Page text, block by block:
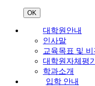
OK
대학원안내
인사말
교육목표 및 비
대학원자체평
학과소개
입학 안내